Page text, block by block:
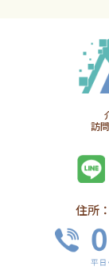
訪
住所